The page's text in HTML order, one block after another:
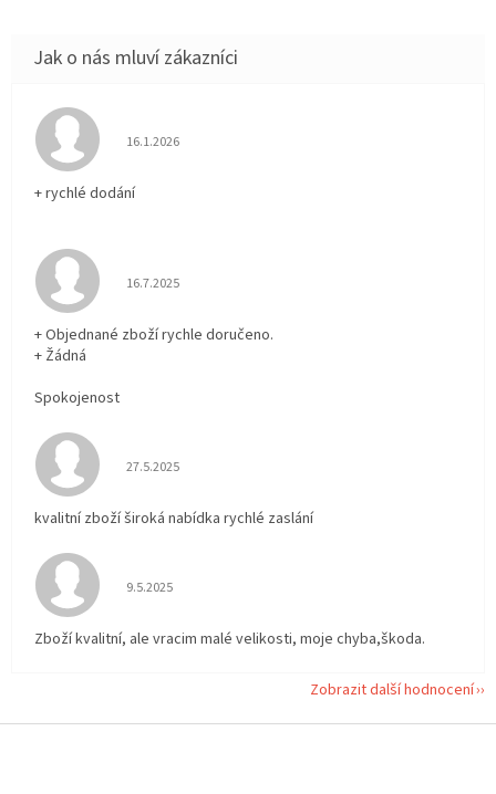
Hodnocení obchodu je 5 z 5 hvězdiček.
16.1.2026
+ rychlé dodání
Hodnocení obchodu je 5 z 5 hvězdiček.
16.7.2025
+ Objednané zboží rychle doručeno.
+ Žádná
Spokojenost
Hodnocení obchodu je 5 z 5 hvězdiček.
27.5.2025
kvalitní zboží široká nabídka rychlé zaslání
Hodnocení obchodu je 5 z 5 hvězdiček.
9.5.2025
Zboží kvalitní, ale vracim malé velikosti, moje chyba,škoda.
Zobrazit další hodnocení